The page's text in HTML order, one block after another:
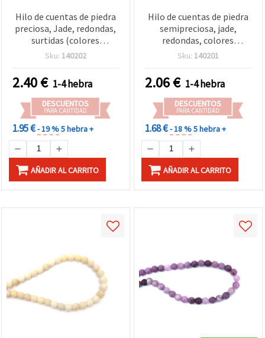
Hilo de cuentas de piedra
preciosa, Jade, redondas,
surtidas (colores
mezclados), 6 mm, ~78
Sku: 140202
2.40€ 1-4 hebra
DESCUENTOS
PARA CANTIDAD
1.95 €- 19 %5 hebra +
AÑADIR AL CARRITO
Hilo de cuentas de piedra
semipreciosa, jade,
redondas, colores
surtidos, 4 mm, ~78 uds.
Sku: 140201
2.06€ 1-4 hebra
DESCUENTOS
PARA CANTIDAD
1.68 €- 18 %5 hebra +
AÑADIR AL CARRITO